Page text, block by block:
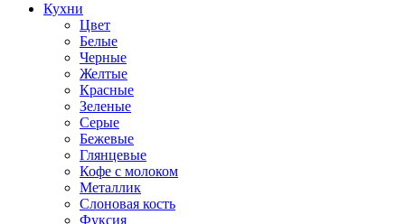
Кухни
Цвет
Белые
Черные
Желтые
Красные
Зеленые
Серые
Бежевые
Глянцевые
Кофе с молоком
Металлик
Слоновая кость
Фуксия